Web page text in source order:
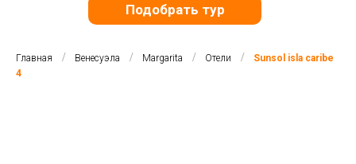
Подобрать тур
Главная / Венесуэла / Margarita / Отели /
Sunsol isla caribe
4